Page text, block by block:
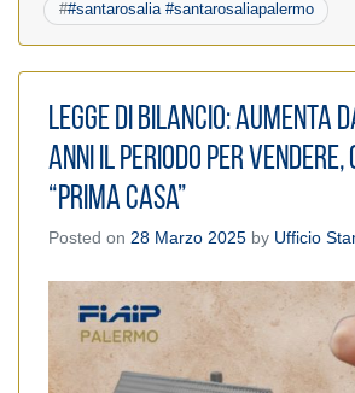
##santarosalia #santarosaliapalermo
Legge di bilancio: Aumenta
anni il periodo per vendere,
“Prima Casa”
Posted on 28 Marzo 2025 by Ufficio